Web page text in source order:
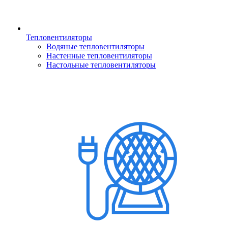
Тепловентиляторы
Водяные тепловентиляторы
Настенные тепловентиляторы
Настольные тепловентиляторы